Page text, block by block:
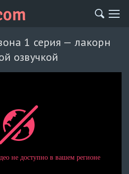
1 серия — лакорн
озвучкой